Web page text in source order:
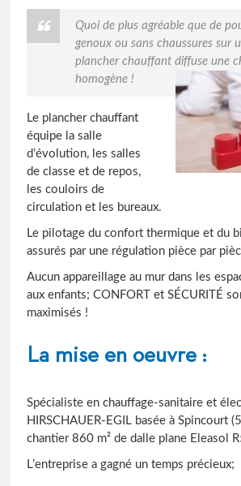
Quoi de plus agréable que de
genoux ou sans chaussures sur
plancher chauffant diffuse une
homogène !
Le plancher chauffant
équipe la salle
d’évolution, les salles
de classe et de repos,
les couloirs de
circulation et les bureaux.
Le pilotage du confort thermique et du
assurés par une régulation pièce par
Aucun appareillage au mur dans les
aux enfants; CONFORT et SÉCURITÉ
maximisés !
La mise en oeuvre :
Spécialiste en chauffage-sanitaire et
HIRSCHAUER-EGIL basée à Spincourt
chantier 860 m² de dalle plane Eleasol
L’entreprise a gagné un temps précieux;